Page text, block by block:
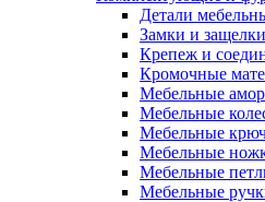
Детали
Замки и защелки
Крепеж и
Кромочные
Мебельные
Мебельные
Мебельные
Мебельные
Мебельные
Мебельные